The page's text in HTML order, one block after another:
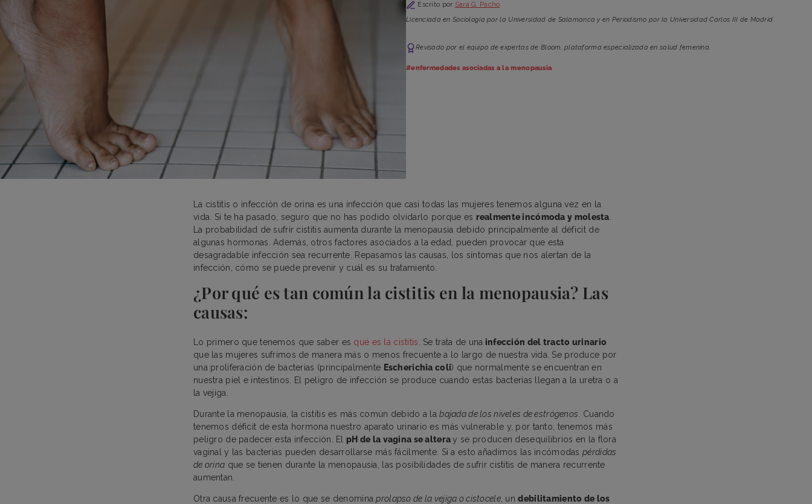
Escrito por Sara G. Pacho
Licenciada en Sociología por la Universidad de Salamanca y en Periodismo por la Universidad Carlos III de Madrid.
Revisado por el equipo de expertas de Bloom, plataforma especializada en salud femenina.
#enfermedades asociadas a la menopausia
La cistitis o infección de orina es una infección que casi todas las mujeres tenemos alguna vez en la
vida. Si te ha pasado, seguro que no has podido olvidarlo porque es realmente incómoda y molesta
La probabilidad de sufrir cistitis aumenta durante la menopausia debido principalmente al déficit de
algunas hormonas. Además, otros factores asociados a la edad, pueden provocar que esta
desagradable infección sea recurrente. Repasamos las causas, los síntomas que nos alertan de la
infección, cómo se puede prevenir y cuál es su tratamiento.
¿Por qué es tan común la cistitis en la menopausia? Las
causas:
Lo primero que tenemos que saber es qué es la cistitis . Se trata de una infección del tracto urinario
que las mujeres sufrimos de manera más o menos frecuente a lo largo de nuestra vida. Se produce por
una proliferación de bacterias (principalmente Escherichia coli) que normalmente se encuentran en
nuestra piel e intestinos. El peligro de infección se produce cuando estas bacterias llegan a la uretra o a
la vejiga.
Durante la menopausia, la cistitis es más común debido a labajada de los niveles de estrógenos . Cuando
tenemos déficit de esta hormona nuestro aparato urinario es más vulnerable y, por tanto, tenemos más
peligro de padecer esta infección. El pH de la vagina se alteray se producen desequilibrios en la flora
vaginal y las bacterias pueden desarrollarse más fácilmente. Si a esto añadimos las incómodaspérdidas
de orina que se tienen durante la menopausia, las posibilidades de sufrir cistitis de manera recurrente
aumentan.
Otra causa frecuente es lo que se denominaprolapso de la vejiga o cistocele, undebilitamiento de los